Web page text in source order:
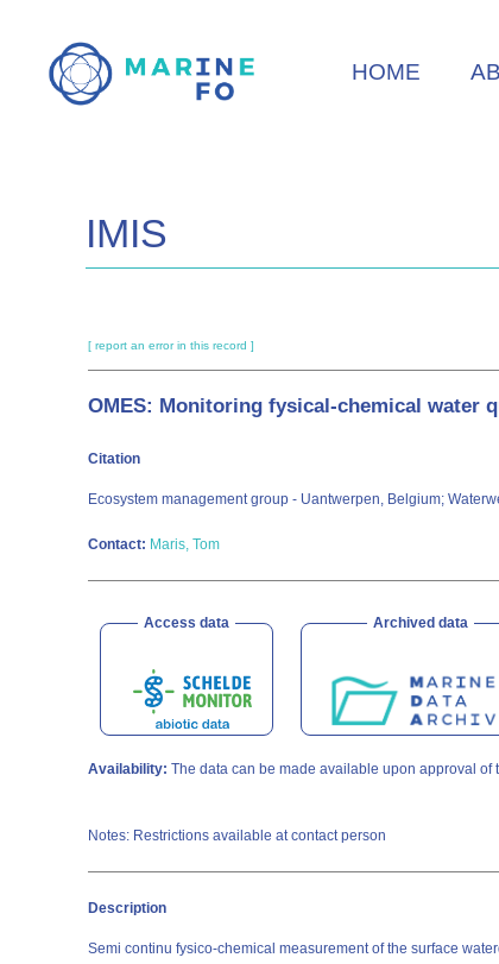
main
HOME
IMIS
[ report an error in this record ]
OMES: Monitoring fysical-chemical water
Citation
Ecosystem management group - Uantwerpen, Belgium;
Contact: Maris, Tom
Access data Archived data
Availability: The data can be made available upon approval
Notes: Restrictions available at contact person
Description
Semi continu fysico-chemical measurement of the surface